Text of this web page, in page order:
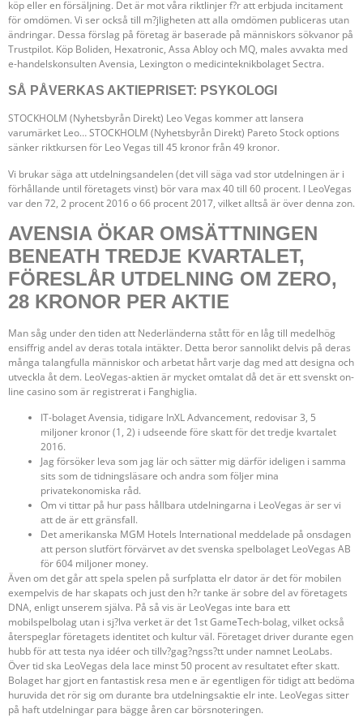
köp eller en försäljning. Det är mot våra riktlinjer f?r att erbjuda incitament
för omdömen. Vi ser också till m?jligheten att alla omdömen publiceras utan
ändringar. Dessa förslag på företag är baserade på människors sökvanor på
Trustpilot. Köp Boliden, Hexatronic, Assa Abloy och MQ, males avvakta med
e-handelskonsulten Avensia, Lexington o medicinteknikbolaget Sectra.
SÅ PÅVERKAS AKTIEPRISET: PSYKOLOGI
STOCKHOLM (Nyhetsbyrån Direkt) Leo Vegas kommer att lansera
varumärket Leo… STOCKHOLM (Nyhetsbyrån Direkt) Pareto Stock options
sänker riktkursen för Leo Vegas till 45 kronor från 49 kronor.
Vi brukar säga att utdelningsandelen (det vill säga vad stor utdelningen är i
förhållande until företagets vinst) bör vara max 40 till 60 procent. I LeoVegas
var den 72, 2 procent 2016 o 66 procent 2017, vilket alltså är över denna zon.
AVENSIA ÖKAR OMSÄTTNINGEN
BENEATH TREDJE KVARTALET,
FÖRESLÅR UTDELNING OM ZERO,
28 KRONOR PER AKTIE
Man såg under den tiden att Nederländerna stått för en låg till medelhög
ensiffrig andel av deras totala intäkter. Detta beror sannolikt delvis på deras
många talangfulla människor och arbetat hårt varje dag med att designa och
utveckla åt dem. LeoVegas-aktien är mycket omtalat då det är ett svenskt on-
line casino som är registrerat i Fanghiglia.
IT-bolaget Avensia, tidigare InXL Advancement, redovisar 3, 5
miljoner kronor (1, 2) i udseende före skatt för det tredje kvartalet
2016.
Jag försöker leva som jag lär och sätter mig därför ideligen i samma
sits som de tidningsläsare och andra som följer mina
privatekonomiska råd.
Om vi tittar på hur pass hållbara utdelningarna i LeoVegas är ser vi
att de är ett gränsfall.
Det amerikanska MGM Hotels International meddelade på onsdagen
att person slutfört förvärvet av det svenska spelbolaget LeoVegas AB
för 604 miljoner money.
Även om det går att spela spelen på surfplatta elr dator är det för mobilen
exempelvis de har skapats och just den h?r tanke är sobre del av företagets
DNA, enligt unserem själva. På så vis är LeoVegas inte bara ett
mobilspelbolag utan i sj?lva verket är det 1st GameTech-bolag, vilket också
återspeglar företagets identitet och kultur väl. Företaget driver durante egen
hubb för att testa nya idéer och tillv?gag?ngss?tt under namnet LeoLabs.
Över tid ska LeoVegas dela lace minst 50 procent av resultatet efter skatt.
Bolaget har gjort en fantastisk resa men e är egentligen för tidigt att bedöma
huruvida det rör sig om durante bra utdelningsaktie elr inte. LeoVegas sitter
på haft utdelningar para bägge åren car börsnoteringen.